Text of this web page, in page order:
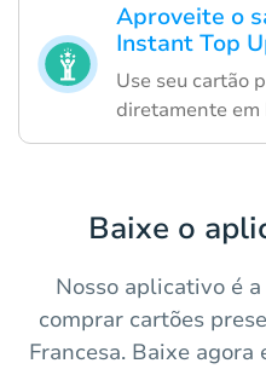
Aproveite o
Instant Top
Use seu cartão
diretamente em
Baixe o
Nosso aplicativo é
comprar cartões
Francesa. Baixe agora